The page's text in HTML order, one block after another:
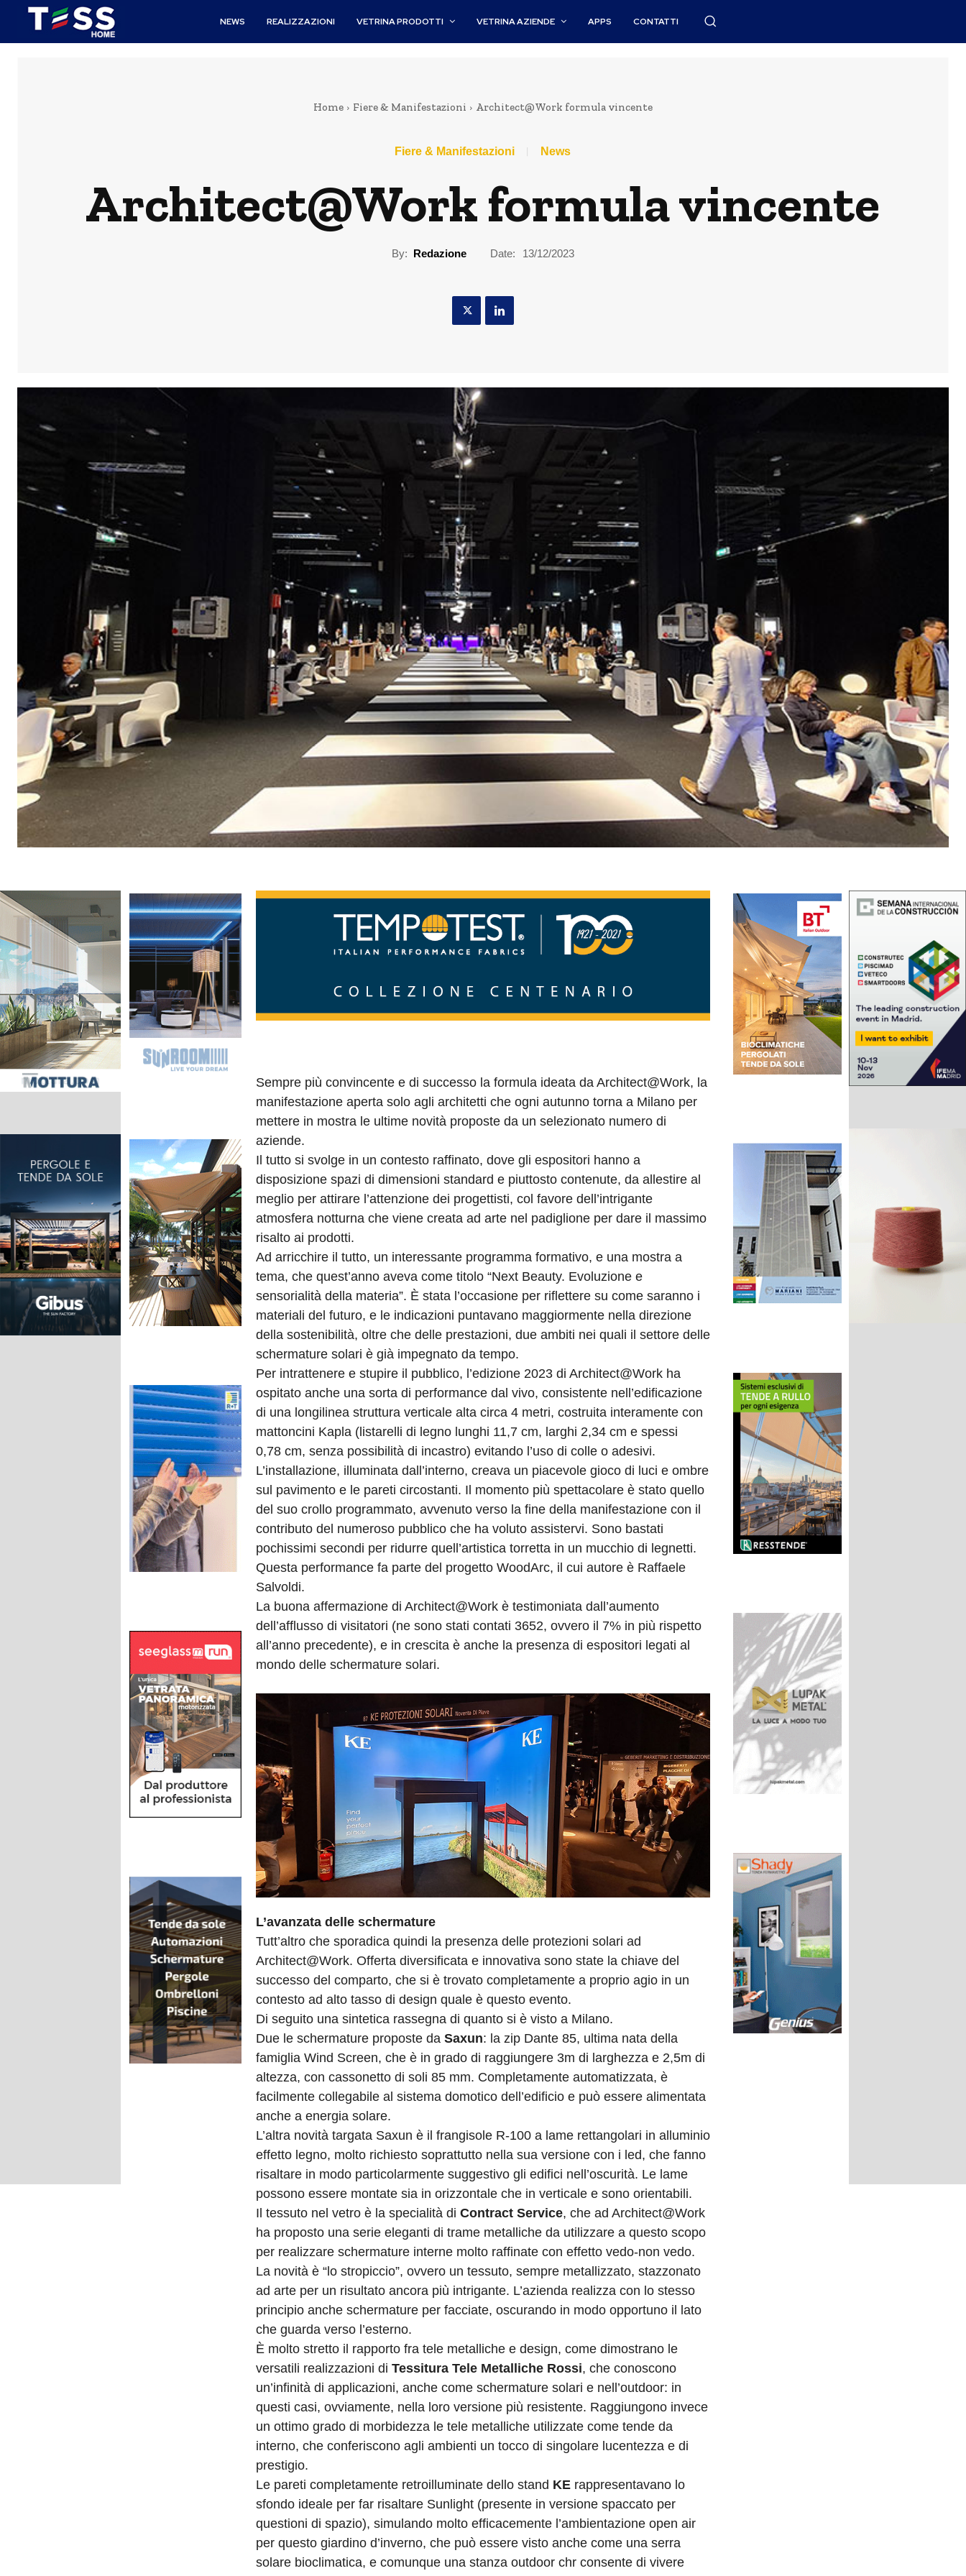
NEWS REALIZZAZIONI VETRINA PRODOTTI VETRINA AZIENDE APPS CONTATTI
Home Fiere & Manifestazioni Architect@Work formula vincente
Fiere & Manifestazioni News
Architect@Work formula vincente
By: Redazione Date: 13/12/2023
Sempre più convincente e di successo la formula ideata da Architect@Work, la
manifestazione aperta solo agli architetti che ogni autunno torna a Milano per
mettere in mostra le ultime novità proposte da un selezionato numero di
aziende.
Il tutto si svolge in un contesto raffinato, dove gli espositori hanno a
disposizione spazi di dimensioni standard e piuttosto contenute, da allestire al
meglio per attirare l’attenzione dei progettisti, col favore dell’intrigante
atmosfera notturna che viene creata ad arte nel padiglione per dare il massimo
risalto ai prodotti.
Ad arricchire il tutto, un interessante programma formativo, e una mostra a
tema, che quest’anno aveva come titolo “Next Beauty. Evoluzione e
sensorialità della materia”. È stata l’occasione per riflettere su come saranno i
materiali del futuro, e le indicazioni puntavano maggiormente nella direzione
della sostenibilità, oltre che delle prestazioni, due ambiti nei quali il settore delle
schermature solari è già impegnato da tempo.
Per intrattenere e stupire il pubblico, l’edizione 2023 di Architect@Work ha
ospitato anche una sorta di performance dal vivo, consistente nell’edificazione
di una longilinea struttura verticale alta circa 4 metri, costruita interamente con
mattoncini Kapla (listarelli di legno lunghi 11,7 cm, larghi 2,34 cm e spessi
0,78 cm, senza possibilità di incastro) evitando l’uso di colle o adesivi.
L’installazione, illuminata dall’interno, creava un piacevole gioco di luci e ombre
sul pavimento e le pareti circostanti. Il momento più spettacolare è stato quello
del suo crollo programmato, avvenuto verso la fine della manifestazione con il
contributo del numeroso pubblico che ha voluto assistervi. Sono bastati
pochissimi secondi per ridurre quell’artistica torretta in un mucchio di legnetti.
Questa performance fa parte del progetto WoodArc, il cui autore è Raffaele
Salvoldi.
La buona affermazione di Architect@Work è testimoniata dall’aumento
dell’afflusso di visitatori (ne sono stati contati 3652, ovvero il 7% in più rispetto
all’anno precedente), e in crescita è anche la presenza di espositori legati al
mondo delle schermature solari.
L’avanzata delle schermature
Tutt’altro che sporadica quindi la presenza delle protezioni solari ad
Architect@Work. Offerta diversificata e innovativa sono state la chiave del
successo del comparto, che si è trovato completamente a proprio agio in un
contesto ad alto tasso di design quale è questo evento.
Di seguito una sintetica rassegna di quanto si è visto a Milano.
Due le schermature proposte da Saxun: la zip Dante 85, ultima nata della
famiglia Wind Screen, che è in grado di raggiungere 3m di larghezza e 2,5m di
altezza, con cassonetto di soli 85 mm. Completamente automatizzata, è
facilmente collegabile al sistema domotico dell’edificio e può essere alimentata
anche a energia solare.
L’altra novità targata Saxun è il frangisole R-100 a lame rettangolari in alluminio
effetto legno, molto richiesto soprattutto nella sua versione con i led, che fanno
risaltare in modo particolarmente suggestivo gli edifici nell’oscurità. Le lame
possono essere montate sia in orizzontale che in verticale e sono orientabili.
Il tessuto nel vetro è la specialità di Contract Service, che ad Architect@Work
ha proposto una serie eleganti di trame metalliche da utilizzare a questo scopo
per realizzare schermature interne molto raffinate con effetto vedo-non vedo.
La novità è “lo stropiccio”, ovvero un tessuto, sempre metallizzato, stazzonato
ad arte per un risultato ancora più intrigante. L’azienda realizza con lo stesso
principio anche schermature per facciate, oscurando in modo opportuno il lato
che guarda verso l’esterno.
È molto stretto il rapporto fra tele metalliche e design, come dimostrano le
versatili realizzazioni di Tessitura Tele Metalliche Rossi, che conoscono
un’infinità di applicazioni, anche come schermature solari e nell’outdoor: in
questi casi, ovviamente, nella loro versione più resistente. Raggiungono invece
un ottimo grado di morbidezza le tele metalliche utilizzate come tende da
interno, che conferiscono agli ambienti un tocco di singolare lucentezza e di
prestigio.
Le pareti completamente retroilluminate dello stand KE rappresentavano lo
sfondo ideale per far risaltare Sunlight (presente in versione spaccato per
questioni di spazio), simulando molto efficacemente l’ambientazione open air
per questo giardino d’inverno, che può essere visto anche come una serra
solare bioclimatica, e comunque una stanza outdoor chr consente di vivere